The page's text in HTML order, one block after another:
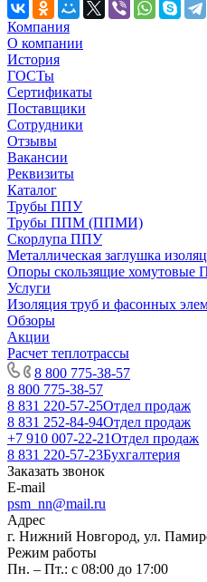
Компания
О компании
История
ГОСТы
Сертификаты
Поставщики
Сотрудники
Отзывы
Вакансии
Реквизиты
Каталог
Трубы ППУ
Трубы ППМ (ППМИ)
Скорлупа ППУ
Металлическая заглушка
Опоры скользящие
Услуги
Изоляция труб и фасонных
Обзоры
Акции
Расчет теплотрассы
8 800 775-38-57
8 800 775-38-57
8 831 220-57-25Отдел продаж
8 831 252-84-94Отдел продаж
+7 910 007-22-21Отдел продаж
8 831 220-57-23Бухгалтерия
Заказать звонок
E-mail
psm_nn@mail.ru
Адрес
г. Нижний Новгород, ул.
Режим работы
Пн. – Пт.: с 08:00 до 17:00